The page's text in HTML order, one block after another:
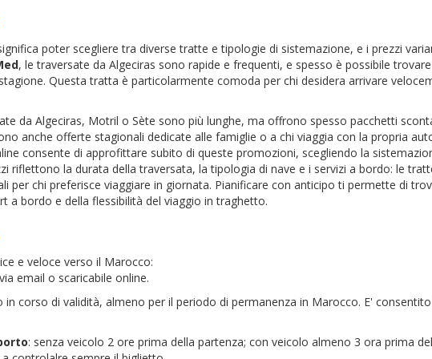
poter scegliere tra diverse tratte e tipologie di sistemazione, e i prezzi
, le traversate da Algeciras sono rapide e frequenti, e spesso è possibile
Questa tratta è particolarmente comoda per chi desidera arrivare
da Algeciras, Motril o Sète sono più lunghe, ma offrono spesso pacchetti
anche offerte stagionali dedicate alle famiglie o a chi viaggia con la propria
consente di approfittare subito di queste promozioni, scegliendo la
riflettono la durata della traversata, la tipologia di nave e i servizi a bordo: le
per chi preferisce viaggiare in giornata. Pianificare con anticipo ti permette di
a bordo e della flessibilità del viaggio in traghetto.
e veloce verso il Marocco:
email o scaricabile online.
in corso di validità, almeno per il periodo di permanenza in Marocco. E'
: senza veicolo 2 ore prima della partenza; con veicolo almeno 3 ora prima